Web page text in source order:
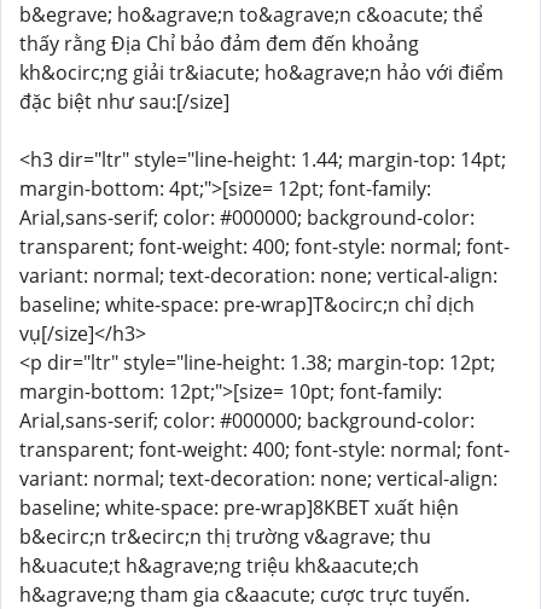
b&egrave; ho&agrave;n to&agrave;n c&oacute; thể
thấy rằng Địa Chỉ bảo đảm đem đến khoảng
kh&ocirc;ng giải tr&iacute; ho&agrave;n hảo với điểm
đặc biệt như sau:[/size]
<h3 dir="ltr" style="line-height: 1.44; margin-top: 14pt;
margin-bottom: 4pt;">[size= 12pt; font-family:
Arial,sans-serif; color: #000000; background-color:
transparent; font-weight: 400; font-style: normal; font-
variant: normal; text-decoration: none; vertical-align:
baseline; white-space: pre-wrap]T&ocirc;n chỉ dịch
vụ[/size]</h3>
<p dir="ltr" style="line-height: 1.38; margin-top: 12pt;
margin-bottom: 12pt;">[size= 10pt; font-family:
Arial,sans-serif; color: #000000; background-color:
transparent; font-weight: 400; font-style: normal; font-
variant: normal; text-decoration: none; vertical-align:
baseline; white-space: pre-wrap]8KBET xuất hiện
b&ecirc;n tr&ecirc;n thị trường v&agrave; thu
h&uacute;t h&agrave;ng triệu kh&aacute;ch
h&agrave;ng tham gia c&aacute; cược trực tuyến.